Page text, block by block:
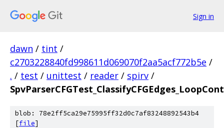
Sign in
dawn / tint /
c2703228840fd998611d069070f2aa5acf772b5e /
. / test / unittest / reader / spirv /
blob: 78e2ff5ca29e75995ff32d0c7af83248892543b4
[file]